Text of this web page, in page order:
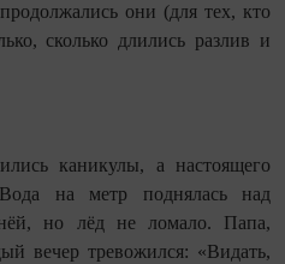
они (для тех, кто
сколько длились разлив и
каникулы, а настоящего
на метр поднялась над
но лёд не ломало. Папа,
вечер тревожился: «Видать,